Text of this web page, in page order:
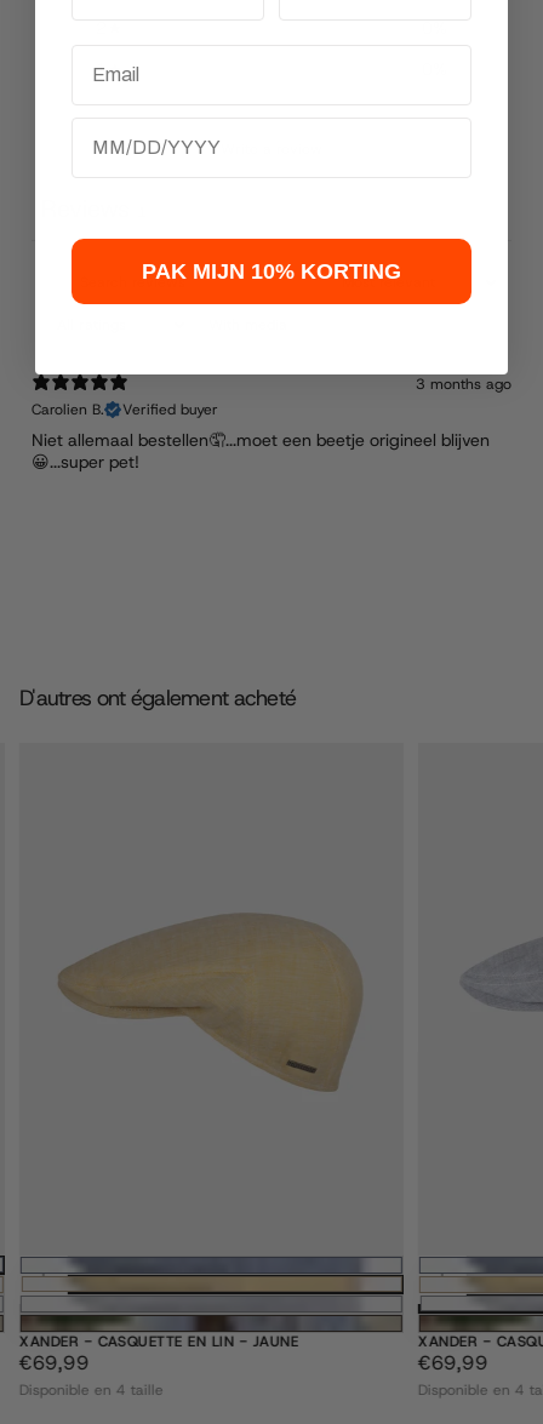
2 0%
1
3 months ago
Carolien B.
Verified buyer
Niet allemaal bestellen🤦...moet een beetje origineel blijven
😀...super pet!
D'autres ont également acheté
Choisissez des options
XANDER - CASQUETTE EN LIN - JAUNE
€69,99
PRIX
RÉGULIER
€69,99
Disponible en 4 taille
XANDER -
€69,99
PRIX
RÉGULIER
€69,99
Disponible en 4
PAK MIJN 10% KORTING